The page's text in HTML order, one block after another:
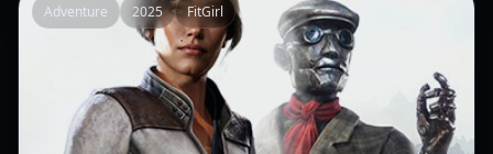
Adventure 2025 FitGirl